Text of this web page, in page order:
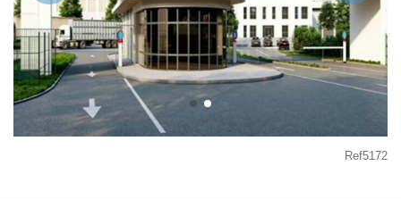
Ref5172